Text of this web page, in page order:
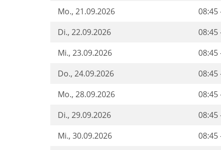
Mo., 21.09.2026 08:45
Di., 22.09.2026 08:45
Mi., 23.09.2026 08:45
Do., 24.09.2026 08:45
Mo., 28.09.2026 08:45
Di., 29.09.2026 08:45
Mi., 30.09.2026 08:45